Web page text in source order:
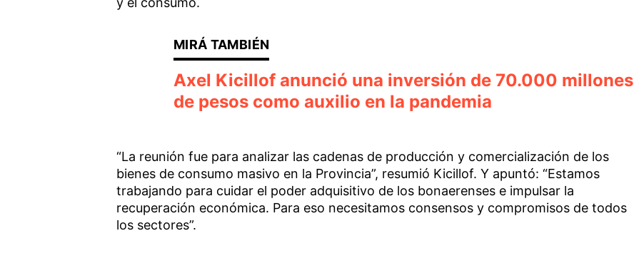
Axel Kicillof anunció una inversión de 70.000 millones
de pesos como auxilio en la pandemia
“La reunión fue para analizar las cadenas de producción y comercialización de los
bienes de consumo masivo en la Provincia”, resumió Kicillof. Y apuntó: “Estamos
trabajando para cuidar el poder adquisitivo de los bonaerenses e impulsar la
recuperación económica. Para eso necesitamos consensos y compromisos de todos
los sectores”.